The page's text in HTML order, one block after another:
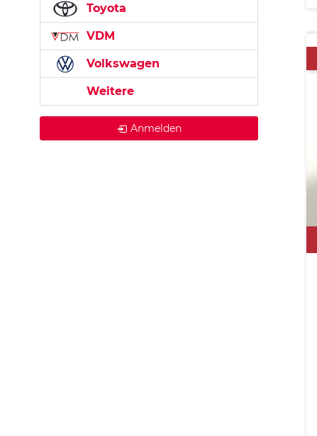
Toyota
VDM
Volkswagen
Weitere
Anmelden